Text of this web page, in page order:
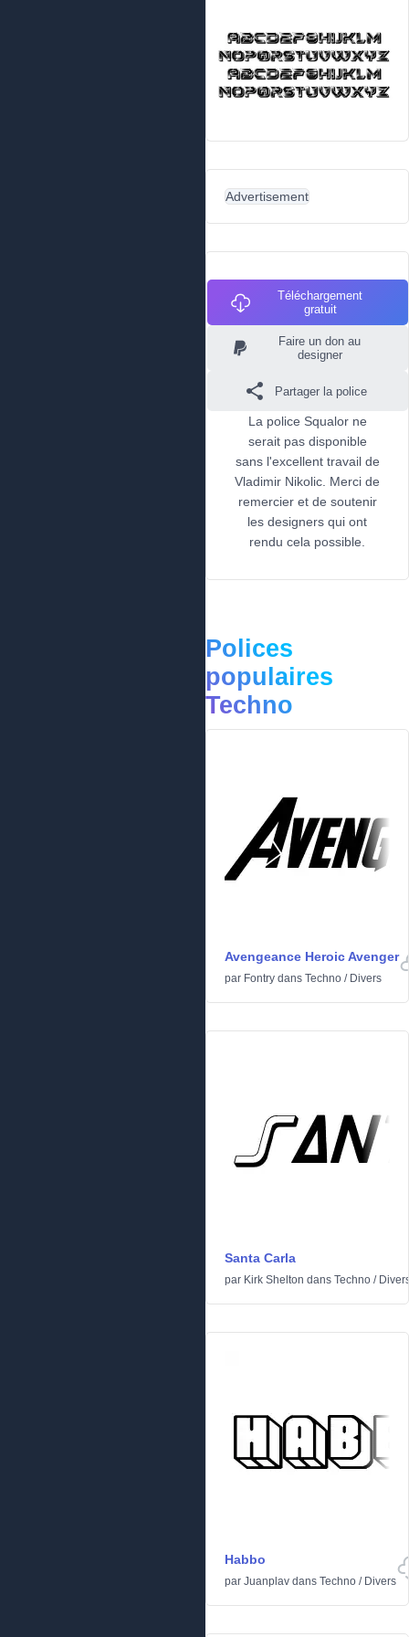
Advertisement
Téléchargement
gratuit
Faire un don au
designer
Partager la police
La police Squalor ne
serait pas disponible
sans l'excellent travail de
Vladimir Nikolic. Merci de
remercier et de soutenir
les designers qui ont
rendu cela possible.
Polices
populaires
Techno
Avengeance Heroic Avenger
par Fontry dans Techno / Divers
Santa Carla
par Kirk Shelton dans Techno /
Habbo
par Juanplav dans Techno / Divers